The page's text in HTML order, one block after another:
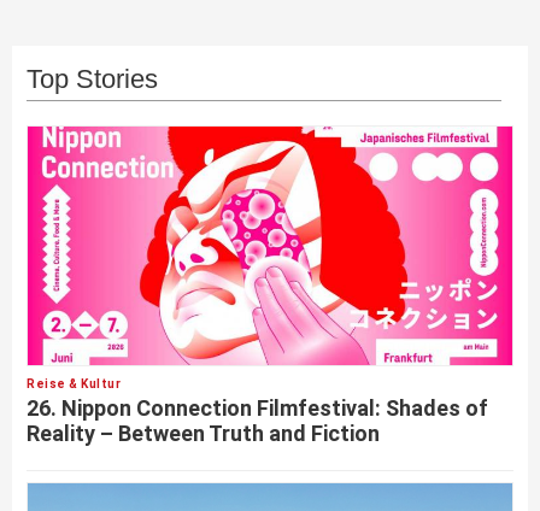
Top Stories
Reise & Kultur
26. Nippon Connection Filmfestival: Shades of
Reality – Between Truth and Fiction